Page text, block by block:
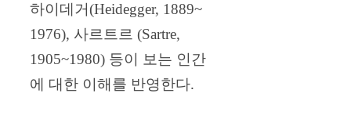
하이데거(Heidegger, 1889~
1976), 사르트르 (Sartre,
1905~1980) 등이 보는 인간
에 대한 이해를 반영한다.